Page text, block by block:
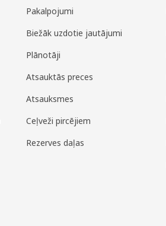
Pakalpojumi
Biežāk uzdotie jautājumi
Plānotāji
Atsauktās preces
Atsauksmes
Ceļveži pircējiem
Rezerves daļas